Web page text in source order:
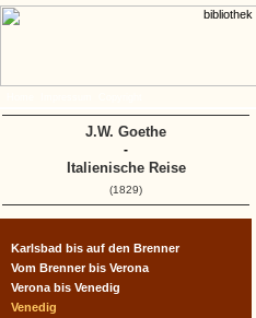
Karlsbad bis auf den Brenner
Vom Brenner bis Verona
Verona bis Venedig
Venedig
J.W. Goethe
-
Italienische Reise
(1829)